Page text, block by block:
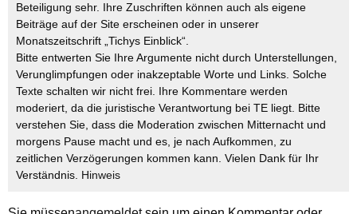
Beteiligung sehr. Ihre Zuschriften können auch als eigene
Beiträge auf der Site erscheinen oder in unserer
Monatszeitschrift „Tichys Einblick“.
Bitte entwerten Sie Ihre Argumente nicht durch Unterstellungen,
Verunglimpfungen oder inakzeptable Worte und Links. Solche
Texte schalten wir nicht frei. Ihre Kommentare werden
moderiert, da die juristische Verantwortung bei TE liegt. Bitte
verstehen Sie, dass die Moderation zwischen Mitternacht und
morgens Pause macht und es, je nach Aufkommen, zu
zeitlichen Verzögerungen kommen kann. Vielen Dank für Ihr
Verständnis. Hinweis